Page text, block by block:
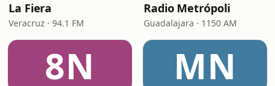
La Fiera
Veracruz · 94.1 FM
Radio Metrópoli
Guadalajara · 1150 AM
8N MN